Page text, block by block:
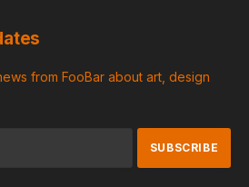
from FooBar about art, design